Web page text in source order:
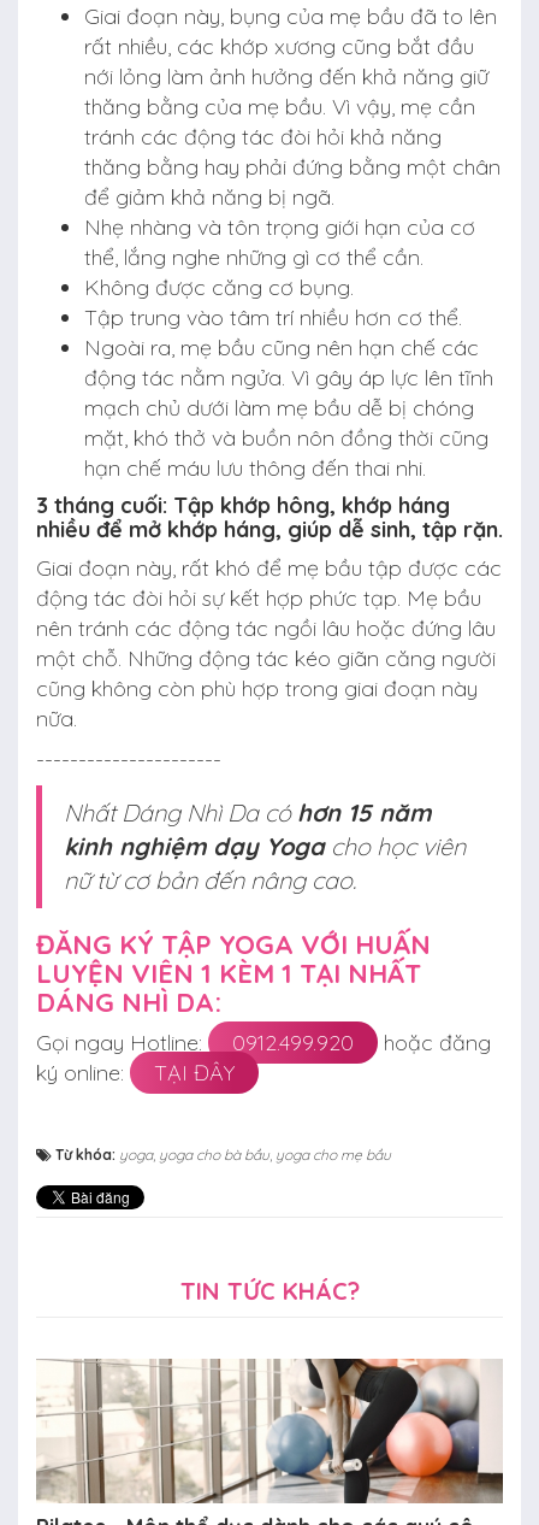
Giai đoạn này, bụng của mẹ bầu đã to lên
rất nhiều, các khớp xương cũng bắt đầu
nới lỏng làm ảnh hưởng đến khả năng giữ
thăng bằng của mẹ bầu. Vì vậy, mẹ cần
tránh các động tác đòi hỏi khả năng
thăng bằng hay phải đứng bằng một chân
để giảm khả năng bị ngã.
Nhẹ nhàng và tôn trọng giới hạn của cơ
thể, lắng nghe những gì cơ thể cần.
Không được căng cơ bụng.
Tập trung vào tâm trí nhiều hơn cơ thể.
Ngoài ra, mẹ bầu cũng nên hạn chế các
động tác nằm ngửa. Vì gây áp lực lên tĩnh
mạch chủ dưới làm mẹ bầu dễ bị chóng
mặt, khó thở và buồn nôn đồng thời cũng
hạn chế máu lưu thông đến thai nhi.
3 tháng cuối: Tập khớp hông, khớp háng
nhiều để mở khớp háng, giúp dễ sinh, tập rặn.
Giai đoạn này, rất khó để mẹ bầu tập được các
động tác đòi hỏi sự kết hợp phức tạp. Mẹ bầu
nên tránh các động tác ngồi lâu hoặc đứng lâu
một chỗ. Những động tác kéo giãn căng người
cũng không còn phù hợp trong giai đoạn này
nữa.
----------------------
Nhất Dáng Nhì Da có hơn 15 năm
kinh nghiệm dạy Yogacho học viên
nữ từ cơ bản đến nâng cao.
ĐĂNG KÝ TẬP YOGA VỚI HUẤN
LUYỆN VIÊN 1 KÈM 1 TẠI NHẤT
DÁNG NHÌ DA:
Gọi ngay Hotline: 0912.499.920
hoặc đăng
ký online:
TẠI ĐÂY
Từ khóa: yoga, yoga cho bà bầu, yoga cho mẹ bầu
TIN TỨC KHÁC?